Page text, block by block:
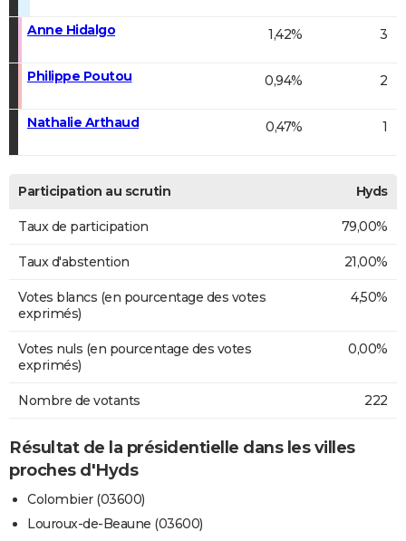
Anne Hidalgo 1,42% 3
Philippe Poutou 0,94% 2
Nathalie Arthaud 0,47% 1
Participation au scrutin Hyds
Taux de participation 79,00%
Taux d'abstention 21,00%
Votes blancs (en pourcentage des votes
exprimés)
4,50%
Votes nuls (en pourcentage des votes
exprimés)
0,00%
Nombre de votants 222
Résultat de la présidentielle dans les villes
proches d'Hyds
Colombier (03600)
Louroux-de-Beaune (03600)